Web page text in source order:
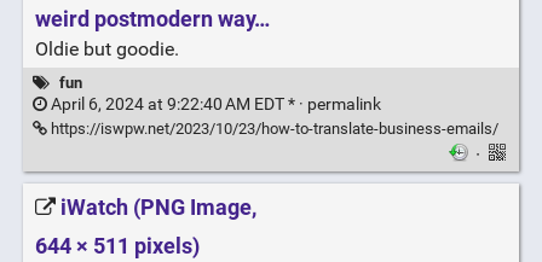
weird postmodern way…
Oldie but goodie.
fun
April 6, 2024 at 9:22:40 AM EDT * · permalink
https://iswpw.net/2023/10/23/how-to-translate-business-emails/
·
iWatch (PNG Image,
644 × 511 pixels)